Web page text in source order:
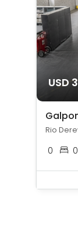
USD
0 0